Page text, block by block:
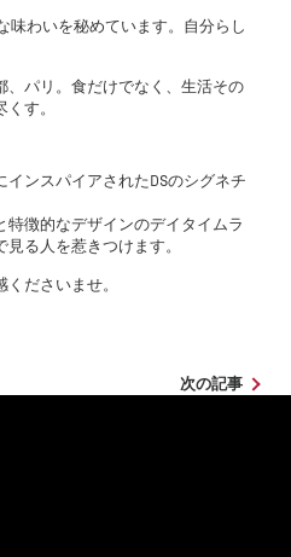
味わいを秘めています。自分らし
、パリ。食だけでなく、生活その
す。
ンスパイアされたDSのシグネチ
徴的なデザインのデイタイムラ
る人を惹きつけます。
ださいませ。
次の記事